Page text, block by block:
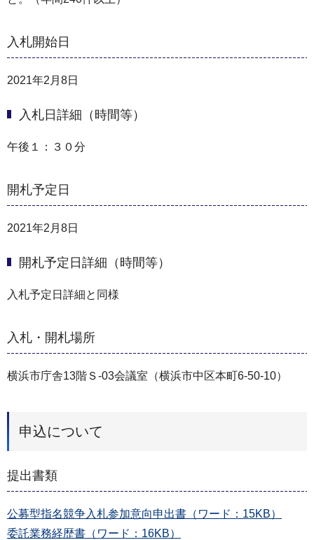
入札開始日
2021年2月8日
入札日詳細（時間等）
午後１：３０分
開札予定日
2021年2月8日
開札予定日詳細（時間等）
⼊札予定⽇詳細と同様
入札・開札場所
横浜市庁舎13階Ｓ-03会議室（横浜市中区本町6-50-10）
申込について
提出書類
公募型指名競争入札参加意向申出書（ワード：15KB）
委託業務経歴書（ワード：16KB）